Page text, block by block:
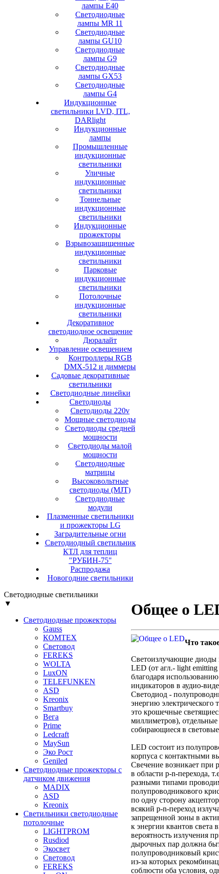
лампы Е40
Светодиодные
лампы MR 11
Cветодиодные
лампы GU10
Светодиодные
лампы G9
Светодиодные
лампы GX53
Светодиодные
лампы G4
Индукционные
светильники LVD, ITL,
DARlight
Индукционные
лампы
Промышленные
индукционные
светильники
Уличные
индукционные
светильники
Тоннельные
индукционные
светильники
Индукционные
прожекторы
Взрывозащищенные
индукционные
светильники
Парковые
индукционные
светильники
Потолочные
индукционные
светильники
Декоративное
светодиодное освещение
Дюралайт
Управление освещением
Контроллеры RGB
DMX-512 и диммеры
Садовые декоративные
светильники
Светодиодные линейки
Светодиоды
Светодиоды 220v
Мощные светодиоды
Светодиоды средней
мощности
Светодиоды малой
мощности
Светодиодные
матрицы
Высоковольтные
светодиоды (MJT)
Светодиодные
модули
Плазменные светильники
и прожекторы LG
Заградительные огни
Светодиодный светильник
КТЛ для теплиц
"РУБИН-75"
Распродажа
Новогодние светильники
Светодиодные светильники
▼
Светодиодные прожекторы
Gauss
КОМТЕХ
Световод
FEREKS
WOLTA
LuxON
TELEFUNKEN
ASD
Kreonix
Smartbuy
Вега
Prime
Ledcraft
MaySun
Эко Рост
Geniled
Светодиодные прожекторы с
датчиком движения
MADIX
ASD
Kreonix
Светильники светодиодные
потолочные
LIGHTPROM
Rusdiod
Экосвет
Световод
FEREKS
Общее о
Что
Светоизлучающие диоды
LED (от агл.- light
благодаря
индикаторов в аудио-
Светодиод -
энергию
это крошечные
миллиметров),
собирающиеся в
LED состоит из
корпуса с контактными
Свечение возникает при
в области p-n-перехода,
разными типами
полупроводникового
по одну сторону
всякий p-n-переход
запрещенной зоны в
к энергии квантов света
вероятность излучения
дырочных пар должна
полупроводниковый
из-за которых
соблюсти оба условия,